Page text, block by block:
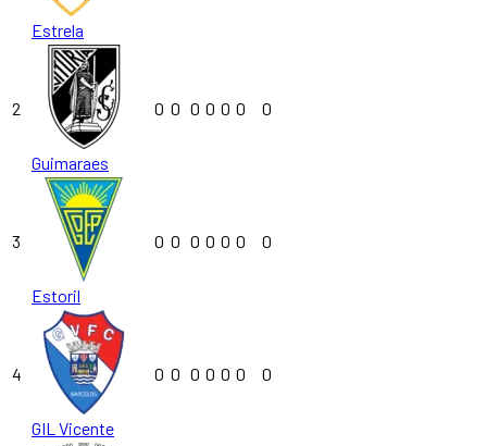
Estrela
2
Guimaraes
0 0 0 0 0 0 0
3
Estoril
0 0 0 0 0 0 0
4
GIL Vicente
0 0 0 0 0 0 0